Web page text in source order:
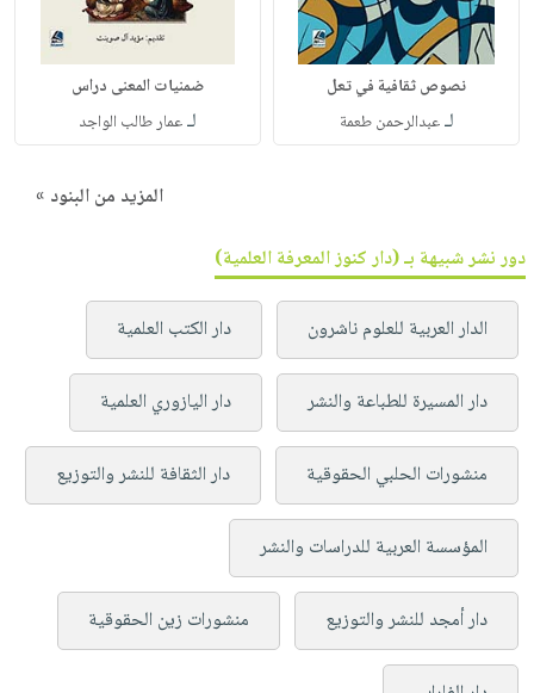
نصوص ثقافية في تعل
لـعبدالرحمن طعمة
ضمنيات المعنى دراس
لـعمار طالب الواجد
المزيد من البنود »
دور نشر شبيهة بـ (دار كنوز المعرفة العلمية)
الدار العربية للعلوم ناشرون دار الكتب العلمية
دار المسيرة للطباعة والنشر دار اليازوري العلمية
منشورات الحلبي الحقوقية دار الثقافة للنشر والتوزيع
المؤسسة العربية للدراسات والنشر
دار أمجد للنشر والتوزيع منشورات زين الحقوقية